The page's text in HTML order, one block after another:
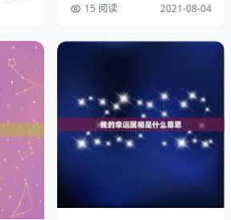
及不同数量的碳和氟。两者的有机都
质），结构具有一定的方向性，在热
如果长时间受水的作用，骨胶原就会
构也很容易受到侵蚀，在的阳光下会
软囊盒中，放上防蛀药块，如其表面
除，但若沾上油渍或顽固性污垢，则
15 阅读 2021-08-04